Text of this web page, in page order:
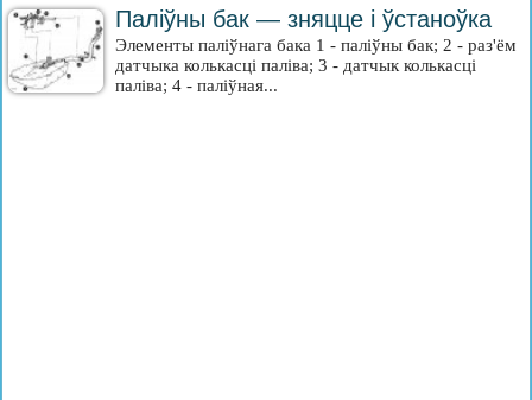
Паліўны бак — зняцце і ўстаноўка
Элементы паліўнага бака 1 - паліўны бак; 2 - раз'ём
датчыка колькасці паліва; 3 - датчык колькасці
паліва; 4 - паліўная...